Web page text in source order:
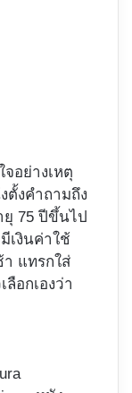
อย่างเหตุ
ตั้งคำถามถึง
ยุ 75 ปีขึ้นไป
เงินค่าใช้
า แทรกใส่
อกเองว่า